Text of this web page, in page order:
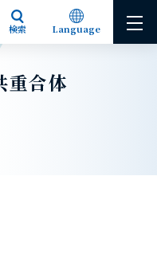
検索 Language
重合体